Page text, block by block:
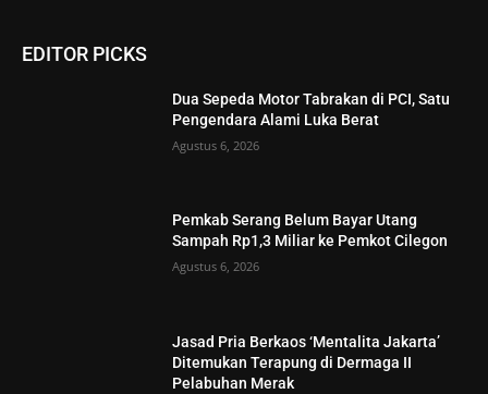
EDITOR PICKS
Dua Sepeda Motor Tabrakan di PCI, Satu
Pengendara Alami Luka Berat
Agustus 6, 2026
Pemkab Serang Belum Bayar Utang
Sampah Rp1,3 Miliar ke Pemkot Cilegon
Agustus 6, 2026
Jasad Pria Berkaos ‘Mentalita Jakarta’
Ditemukan Terapung di Dermaga II
Pelabuhan Merak